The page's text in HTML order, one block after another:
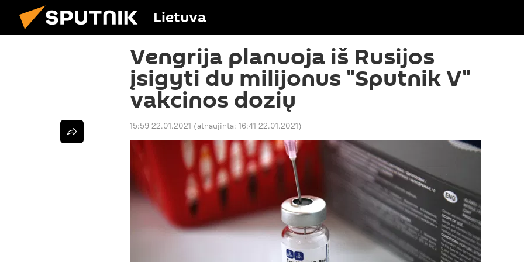
Lietuva
Vengrija planuoja iš Rusijos
įsigyti du milijonus "Sputnik V"
vakcinos dozių
15:59 22.01.2021 (atnaujinta: 16:41 22.01.2021)